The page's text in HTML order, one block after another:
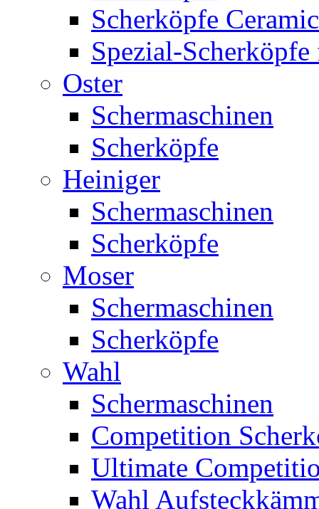
Scherköpfe Ceramic
Spezial-
Oster
Schermaschinen
Scherköpfe
Heiniger
Schermaschinen
Scherköpfe
Moser
Schermaschinen
Scherköpfe
Wahl
Schermaschinen
Competition
Ultimate
Wahl